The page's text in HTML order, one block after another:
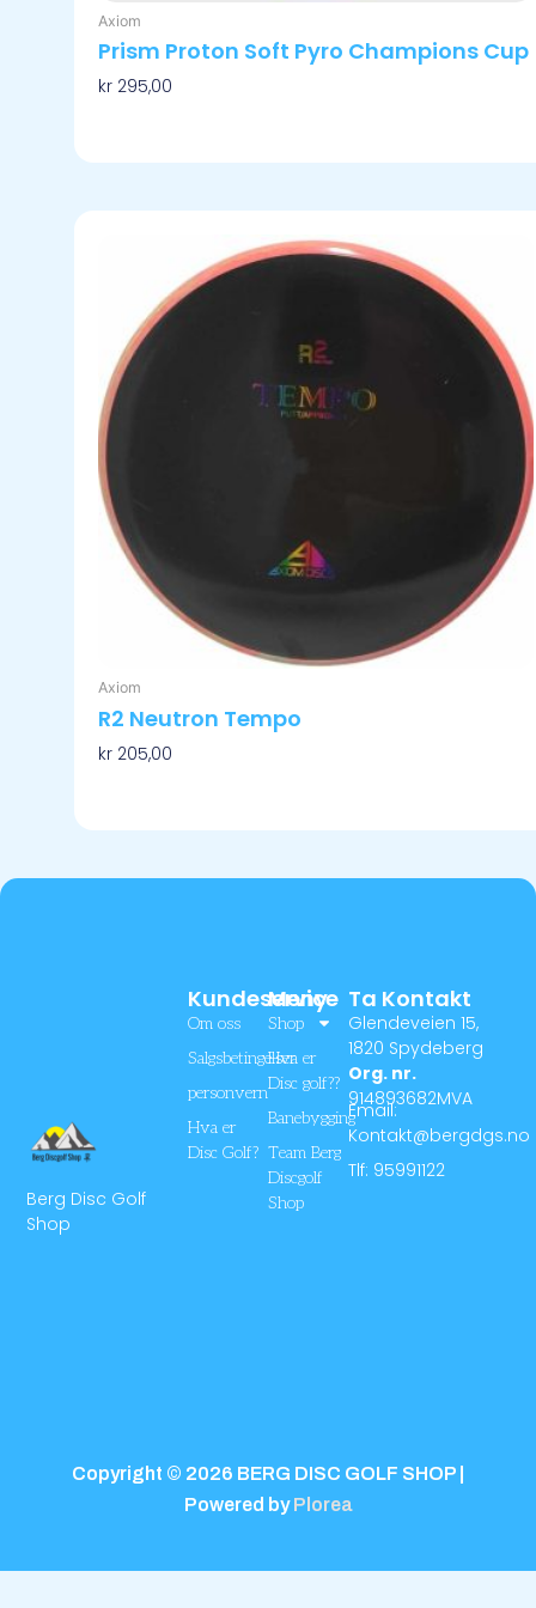
Axiom
Prism Proton Soft Pyro Champions Cup
kr 295,00
Axiom
R2 Neutron Tempo
kr 205,00
produktet
har
Alternativene
Berg Disc Golf
Shop
Meny
Shop
Hva er
Disc golf??
Banebygging
Team Berg
Discgolf
Shop
Kundeservice
Om oss
Salgsbetingelser
personvern
Hva er
Disc Golf?
Ta Kontakt
Glendeveien 15,
1820 Spydeberg
Org. nr.
914893682MVA
Email:
Kontakt@bergdgs.no
Tlf: 95991122
Copyright © 2026 BERG DISC GOLF SHOP |
Powered byPlorea